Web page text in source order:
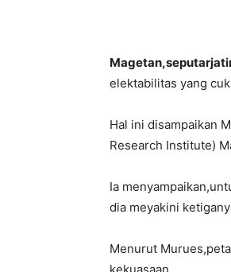
elektabilitas yang
Hal ini disampaikan
Research Institute)
Ia
dia meyakini
Menurut